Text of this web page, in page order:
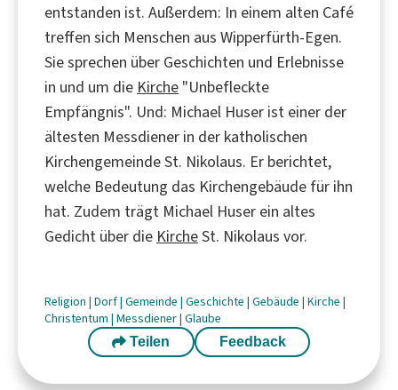
entstanden ist. Außerdem: In einem alten Café
treffen sich Menschen aus Wipperfürth-Egen.
Sie sprechen über Geschichten und Erlebnisse
in und um die Kirche "Unbefleckte
Empfängnis". Und: Michael Huser ist einer der
ältesten Messdiener in der katholischen
Kirchengemeinde St. Nikolaus. Er berichtet,
welche Bedeutung das Kirchengebäude für ihn
hat. Zudem trägt Michael Huser ein altes
Gedicht über die KircheSt. Nikolaus vor.
Religion | Dorf| Gemeinde | Geschichte | Gebäude | Kirche |
Christentum | Messdiener| Glaube
Teilen Feedback